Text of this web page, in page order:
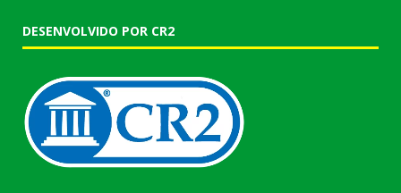
DESENVOLVIDO POR CR2